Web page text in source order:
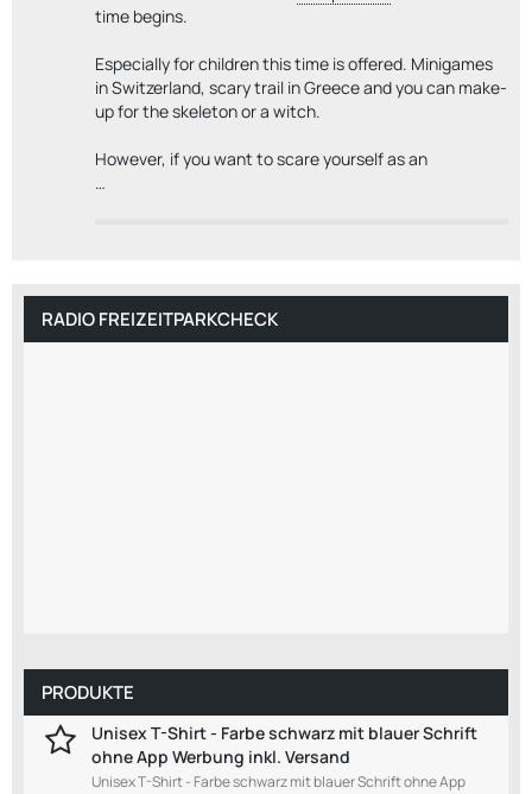
time begins.
Especially for children this time is offered. Minigames
in Switzerland, scary trail in Greece and you can make-
up for the skeleton or a witch.
However, if you want to scare yourself as an
…
RADIO FREIZEITPARKCHECK
PRODUKTE
Unisex T-Shirt - Farbe schwarz mit blauer Schrift
ohne App Werbung inkl. Versand
Unisex T-Shirt - Farbe schwarz mit blauer Schrift ohne App